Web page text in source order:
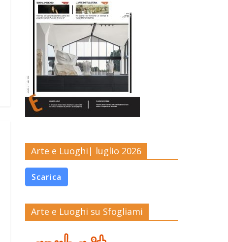
Arte e Luoghi| luglio 2026
Scarica
Arte e Luoghi su Sfogliami